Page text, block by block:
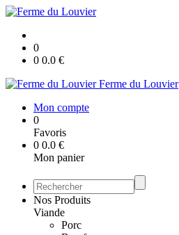
0
0 0.0 €
Ferme du Louvier
Mon compte
0
Favoris
0 0.0 €
Mon panier
Nos Produits
Viande
Porc